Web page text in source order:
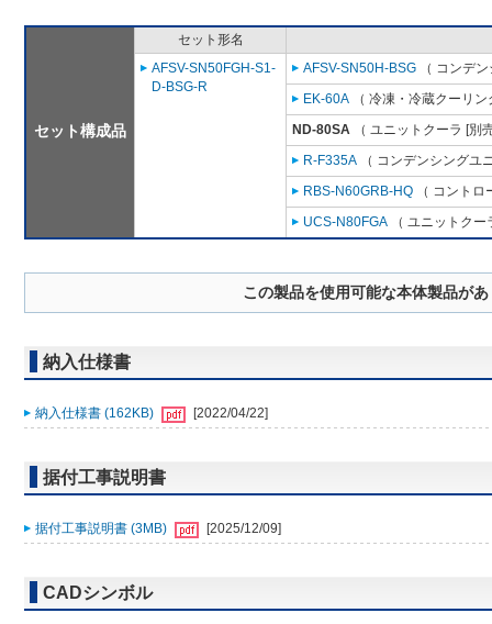
セット構成品
セット形名
AFSV-SN50FGH-S1-
D-BSG-R
AFSV-SN50H-BSG （ コンデ
EK-60A （ 冷凍・冷蔵クーリ
ND-80SA （ ユニットクーラ [別
R-F335A （ コンデンシングユ
RBS-N60GRB-HQ （ コント
UCS-N80FGA （ ユニットク
この製品を使用可能な本体製品が
納入仕様書
納入仕様書 (162KB) [2022/04/22]
据付工事説明書
据付工事説明書 (3MB) [2025/12/09]
CADシンボル